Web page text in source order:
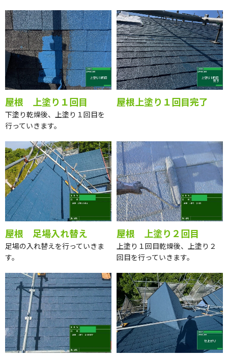
屋根 上塗り１回目
下塗り乾燥後、上塗り１回目を
行っていきます。
屋根上塗り１回目完了
屋根 足場入れ替え
足場の入れ替えを行っていきま
す。
屋根 上塗り２回目
上塗り１回目乾燥後、上塗り２
回目を行っていきます。